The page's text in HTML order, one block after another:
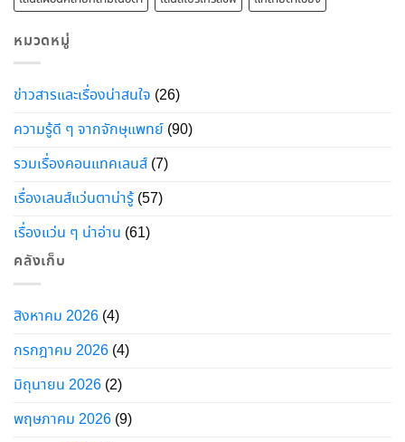
หมวดหมู่
ข่าวสารและเรื่องน่าสนใจ (26)
ความรู้ดี ๆ จากจักษุแพทย์ (90)
รวมเรื่องคอนแทคเลนส์ (7)
เรื่องเลนส์แว่นตาน่ารู้ (57)
เรื่องแว่น ๆ น่าอ่าน (61)
คลังเก็บ
สิงหาคม 2026 (4)
กรกฎาคม 2026 (4)
มิถุนายน 2026 (2)
พฤษภาคม 2026 (9)